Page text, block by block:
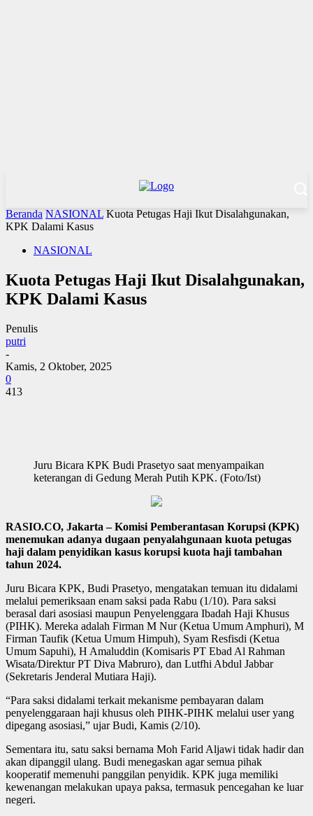
Beranda NASIONAL Kuota Petugas Haji Ikut Disalahgunakan,
KPK Dalami Kasus
NASIONAL
Kuota Petugas Haji Ikut Disalahgunakan,
KPK Dalami Kasus
Penulis
putri
-
Kamis, 2 Oktober, 2025
0
413
Juru Bicara KPK Budi Prasetyo saat menyampaikan
keterangan di Gedung Merah Putih KPK. (Foto/Ist)
RASIO.CO, Jakarta – Komisi Pemberantasan Korupsi (KPK)
menemukan adanya dugaan penyalahgunaan kuota petugas
haji dalam penyidikan kasus korupsi kuota haji tambahan
tahun 2024.
Juru Bicara KPK, Budi Prasetyo, mengatakan temuan itu didalami
melalui pemeriksaan enam saksi pada Rabu (1/10). Para saksi
berasal dari asosiasi maupun Penyelenggara Ibadah Haji Khusus
(PIHK). Mereka adalah Firman M Nur (Ketua Umum Amphuri), M
Firman Taufik (Ketua Umum Himpuh), Syam Resfisdi (Ketua
Umum Sapuhi), H Amaluddin (Komisaris PT Ebad Al Rahman
Wisata/Direktur PT Diva Mabruro), dan Lutfhi Abdul Jabbar
(Sekretaris Jenderal Mutiara Haji).
“Para saksi didalami terkait mekanisme pembayaran dalam
penyelenggaraan haji khusus oleh PIHK-PIHK melalui user yang
dipegang asosiasi,” ujar Budi, Kamis (2/10).
Sementara itu, satu saksi bernama Moh Farid Aljawi tidak hadir dan
akan dipanggil ulang. Budi menegaskan agar semua pihak
kooperatif memenuhi panggilan penyidik. KPK juga memiliki
kewenangan melakukan upaya paksa, termasuk pencegahan ke luar
negeri.